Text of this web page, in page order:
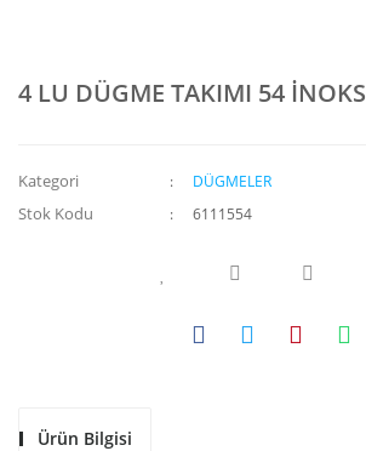
4 LU DÜGME TAKIMI 54 İNOKS
Kategori DÜGMELER
Stok Kodu 6111554
Ürün Bilgisi